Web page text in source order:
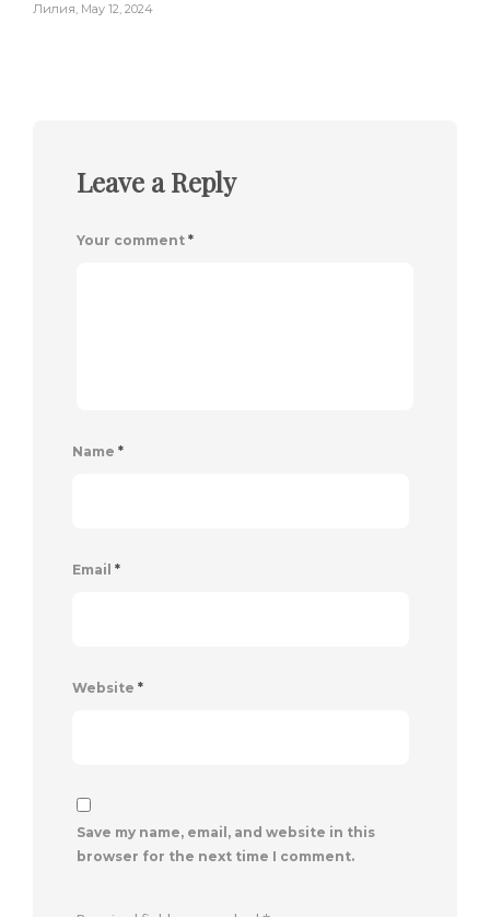
Лилия, May 12, 2024
Leave a Reply
Your comment *
Name *
Email *
Website *
Save my name, email, and website in this
browser for the next time I comment.